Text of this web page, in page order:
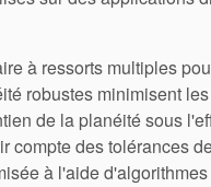
à ressorts multiples
robustes minimisent
de la planéité sous
compte des tolérances
à l'aide